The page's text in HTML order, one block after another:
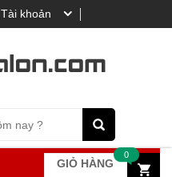
Tài khoản
GIỎ HÀNG
0